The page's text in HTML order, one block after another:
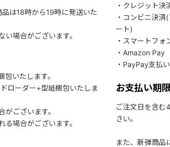
は18時から19時に発送いた
場合がございます。
いたします。
ローダー+型紙梱包いたしま
ございます。
場合がございます。
・クレジット決
・コンビニ決
ート)
・スマートフォ
・Amazon Pay
・PayPay支払い
お支払い期限
ご注文日を含む
さい。
また、新弾商品